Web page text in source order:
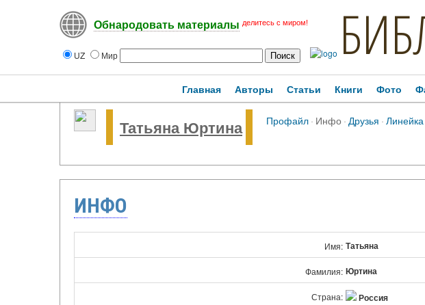
Обнародовать материалы делитесь с миром!
UZ Мир
Главная Авторы Статьи Книги Фото
Татьяна Юртина Профайл· Инфо· Друзья ·Линейка
ИНФО
Имя: Татьяна
Фамилия: Юртина
Страна: Россия